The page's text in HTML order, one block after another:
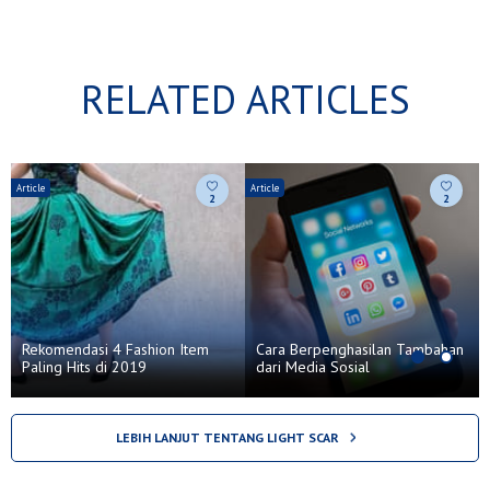
RELATED ARTICLES
Rekomendasi 4 Fashion Item
Paling Hits di 2019
Article
2
Cara Berpenghasilan Tambahan
dari Media Sosial
Article
2
LEBIH LANJUT TENTANG LIGHT SCAR